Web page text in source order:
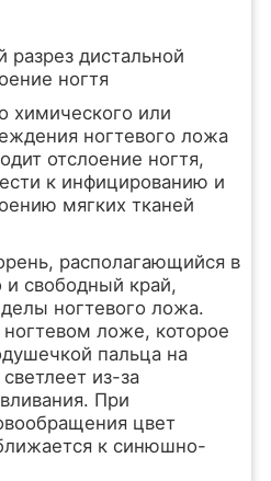
разрез дистальной
ногтя
химического или
ногтевого ложа
отслоение ногтя,
к инфицированию и
мягких тканей
располагающийся в
свободный край,
ногтевого ложа.
ложе, которое
пальца на
из-за
При
цвет
к синюшно-